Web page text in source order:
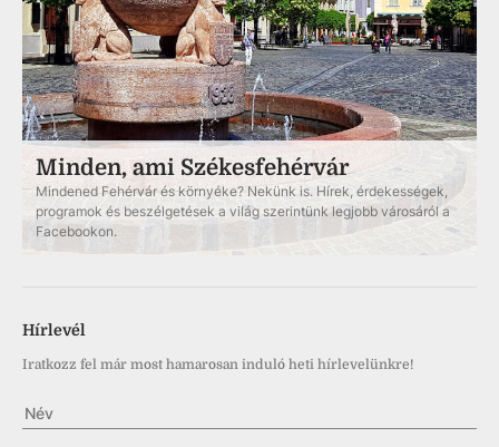
Minden, ami Székesfehérvár
Mindened Fehérvár és környéke? Nekünk is. Hírek, érdekességek,
programok és beszélgetések a világ szerintünk legjobb városáról a
Facebookon.
Hírlevél
Iratkozz fel már most hamarosan induló heti hírlevelünkre!